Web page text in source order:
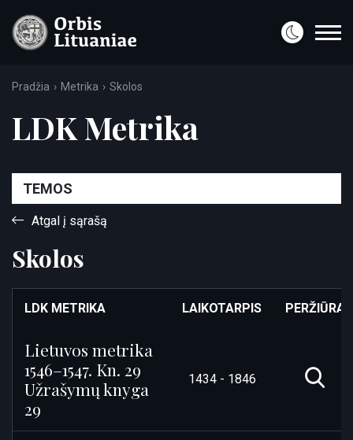
Pradžia Metrika Skolos
LDK Metrika
TEMOS
Atgal į sąrašą
Skolos
LDK METRIKA LAIKOTARPIS PERŽIŪRA
Lietuvos metrika
1546–1547. Kn. 29
Užrašymų knyga
29
1434 - 1846